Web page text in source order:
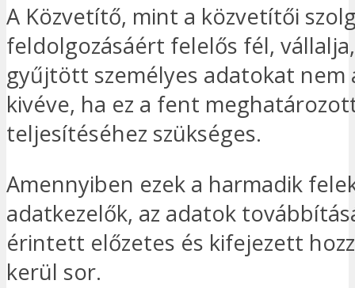
A Közvetítő, mint a közvetítői
feldolgozásáért felelős fél,
gyűjtött személyes adatokat nem
kivéve, ha ez a fent
teljesítéséhez szükséges.
Amennyiben ezek a harmadik
adatkezelők, az adatok
érintett előzetes és kifejezett
kerül sor.